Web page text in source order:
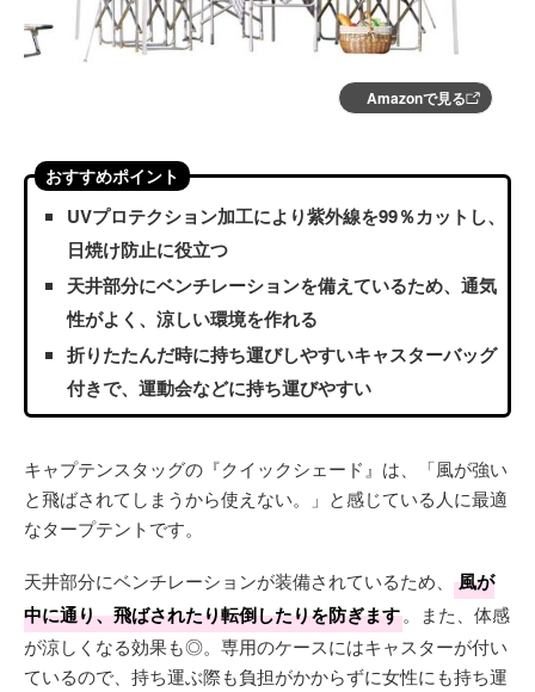
Amazonで見る
おすすめポイント
UVプロテクション加工により紫外線を99％カットし、
日焼け防止に役立つ
天井部分にベンチレーションを備えているため、通気
性がよく、涼しい環境を作れる
折りたたんだ時に持ち運びしやすいキャスターバッグ
付きで、運動会などに持ち運びやすい
キャプテンスタッグの『クイックシェード』は、「風が強い
と飛ばされてしまうから使えない。」と感じている人に最適
なタープテントです。
天井部分にベンチレーションが装備されているため、
風が
中に通り、飛ばされたり転倒したりを防ぎます。また、体感
が涼しくなる効果も◎。専用のケースにはキャスターが付い
ているので、持ち運ぶ際も負担がかからずに女性にも持ち運